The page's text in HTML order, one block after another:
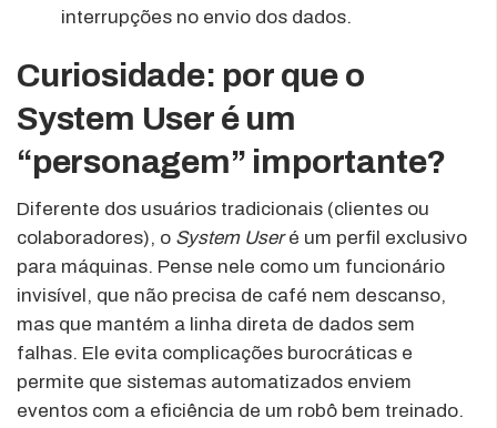
interrupções no envio dos dados.
Curiosidade: por que o
System User é um
“personagem” importante?
Diferente dos usuários tradicionais (clientes ou
colaboradores), o System Useré um perfil exclusivo
para máquinas. Pense nele como um funcionário
invisível, que não precisa de café nem descanso,
mas que mantém a linha direta de dados sem
falhas. Ele evita complicações burocráticas e
permite que sistemas automatizados enviem
eventos com a eficiência de um robô bem treinado.